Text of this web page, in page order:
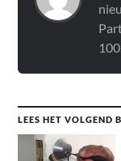
LEES HET VOLGEND